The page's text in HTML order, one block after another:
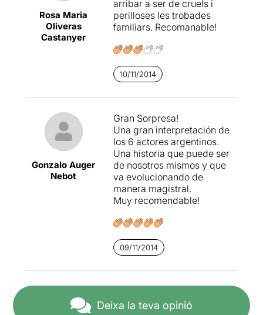
Rosa Maria
Oliveras
Castanyer
arribar a ser de cruels i
perilloses les trobades
familiars. Recomanable!
10/11/2014
Gonzalo Auger
Nebot
Gran Sorpresa!
Una gran interpretación de
los 6 actores argentinos.
Una historia que puede ser
de nosotros mismos y que
va evolucionando de
manera magistral.
Muy recomendable!
09/11/2014
Deixa la teva opinió